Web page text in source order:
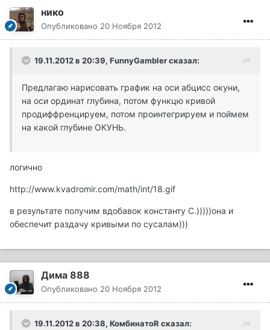
нико
Опубликовано 20 Ноября 2012
19.11.2012 в 20:39, FunnyGambler сказал:
Предлагаю нарисовать график на оси абцисс окуни,
на оси ординат глубина, потом функцю кривой
продиффренцируем, потом проинтегрируем и поймем
на какой глубине ОКУНЬ.
логично
http://www.kvadromir.com/math/int/18.gif
в результате получим вдобавок константу С.)))))она и
обеспечит раздачу кривыми по сусалам)))
Дима 888
Опубликовано 20 Ноября 2012
19.11.2012 в 20:38, КомбинатоR сказал: